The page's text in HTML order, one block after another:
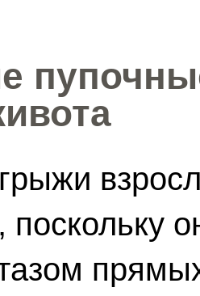
поскольку